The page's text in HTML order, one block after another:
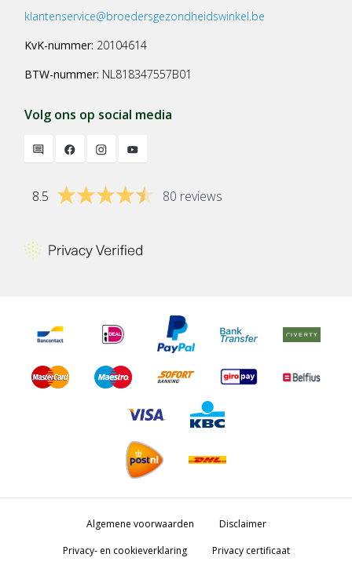
klantenservice@broedersgezondheidswinkel.be
KvK-nummer: 20104614
BTW-nummer: NL818347557B01
Volg ons op social media
8.5 80 reviews
Algemene voorwaarden
Disclaimer
Privacy- en cookieverklaring
Privacy certificaat